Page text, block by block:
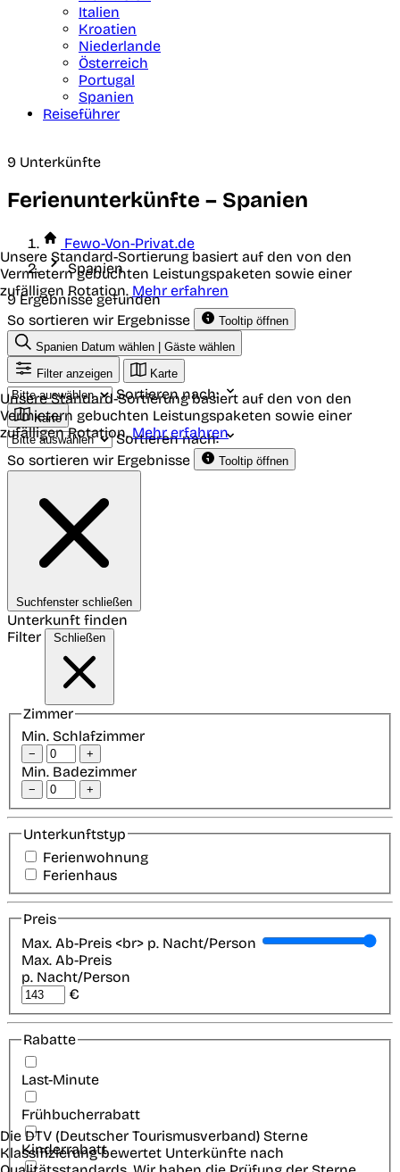
Italien
Kroatien
Niederlande
Österreich
Portugal
Spanien
Reiseführer
9 Unterkünfte
Ferienunterkünfte – Spanien
Fewo-Von-Privat.de
Spanien
9 Ergebnisse gefunden
So sortieren wir Ergebnisse
Tooltip öffnen
Unsere Standard-Sortierung basiert auf den von den
Vermietern gebuchten Leistungspaketen sowie einer
zufälligen Rotation. Mehr erfahren
Spanien Datum wählen | Gäste wählen
Filter anzeigen
Karte
Sortieren nach:
Karte
Sortieren nach:
So sortieren wir Ergebnisse
Tooltip öffnen
Unsere Standard-Sortierung basiert auf den von den
Vermietern gebuchten Leistungspaketen sowie einer
zufälligen Rotation.Mehr erfahren
Suchfenster schließen
Unterkunft finden
Filter
Schließen
Zimmer
Min. Schlafzimmer
− +
Min. Badezimmer
− +
Unterkunftstyp
Ferienwohnung
Ferienhaus
Preis
Max. Ab-Preis <br> p. Nacht/Person
Max. Ab-Preis
p. Nacht/Person
€
Rabatte
Last-Minute
Frühbucherrabatt
Kinderrabatt
Die DTV (Deutscher Tourismusverband) Sterne
Klassifizierung bewertet Unterkünfte nach